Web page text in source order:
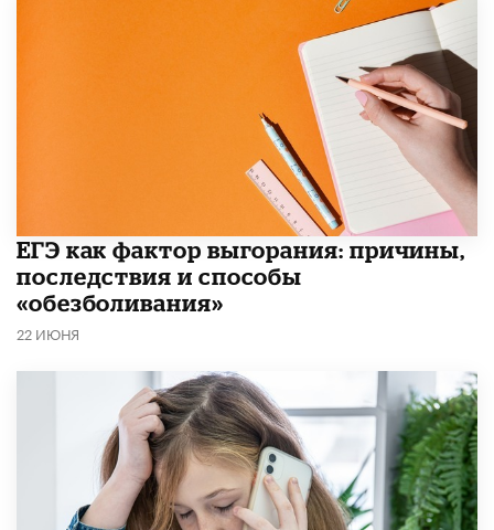
​ЕГЭ как фактор выгорания: причины,
последствия и способы
«обезболивания»
22 ИЮНЯ